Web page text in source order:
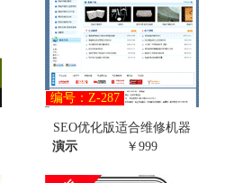
编号：Z-287
SEO优化版适合维修机器
演示
￥999